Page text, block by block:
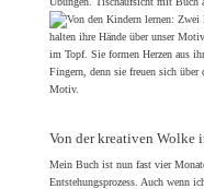
Von der kreativen Wolke
Mein Buch ist nun fast vier
Entstehungsprozess. Auch wenn